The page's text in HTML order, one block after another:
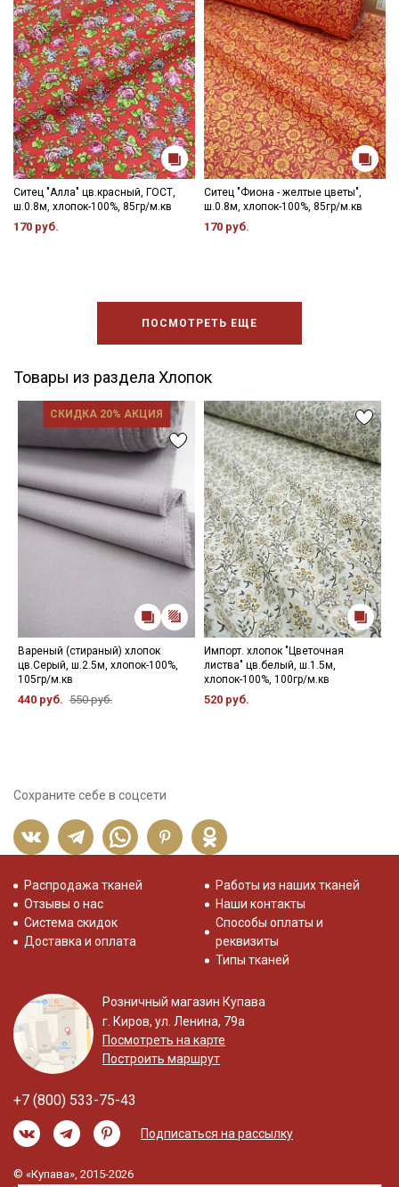
Ситец "Алла" цв.красный, ГОСТ,
ш.0.8м, хлопок-100%, 85гр/м.кв
170 руб.
Ситец "Фиона - желтые цветы",
ш.0.8м, хлопок-100%, 85гр/м.кв
170 руб.
ПОСМОТРЕТЬ ЕЩЕ
Товары из раздела Хлопок
СКИДКА 20% АКЦИЯ
Вареный (стираный) хлопок
цв.Серый, ш.2.5м, хлопок-100%,
105гр/м.кв
440 руб. 550 руб.
Импорт. хлопок "Цветочная
листва" цв.белый, ш.1.5м,
хлопок-100%, 100гр/м.кв
520 руб.
Сохраните себе в соцсети
Распродажа тканей
Отзывы о нас
Система скидок
Доставка и оплата
Работы из наших тканей
Наши контакты
Способы оплаты и
реквизиты
Типы тканей
Розничный магазин Купава
г. Киров, ул. Ленина, 79а
Посмотреть на карте
Построить маршрут
+7 (800) 533-75-43
Подписаться на рассылку
© «Купава», 2015-2026